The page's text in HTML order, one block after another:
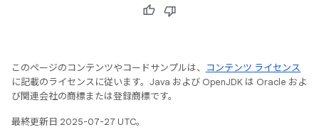
このページのコンテンツやコードサンプルは、
コンテンツ ライセンス
に記載のライセンスに従います。Java および OpenJDK は Oracle およ
び関連会社の商標または登録商標です。
最終更新日 2025-07-27 UTC。